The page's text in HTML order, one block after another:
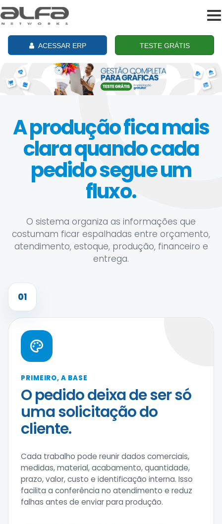
ACESSAR ERP TESTE GRÁTIS
A produção fica mais
clara quando cada
pedido segue um
fluxo.
O sistema organiza as informações que
costumam ficar espalhadas entre orçamento,
atendimento, estoque, produção, financeiro e
entrega.
01
PRIMEIRO, A BASE
O pedido deixa de ser só
uma solicitação do
cliente.
Cada trabalho pode reunir dados comerciais,
medidas, material, acabamento, quantidade,
prazo, valor, custo e identificação interna. Isso
facilita a conferência no atendimento e reduz
falhas antes de enviar para produção.